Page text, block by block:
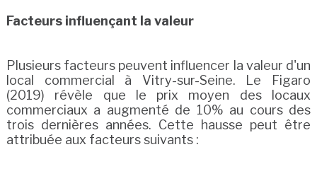
Facteurs influençant la valeur
Plusieurs facteurs peuvent influencer la valeur d'un
local commercial à Vitry-sur-Seine. Le Figaro
(2019) révèle que le prix moyen des locaux
commerciaux a augmenté de 10% au cours des
trois dernières années. Cette hausse peut être
attribuée aux facteurs suivants :